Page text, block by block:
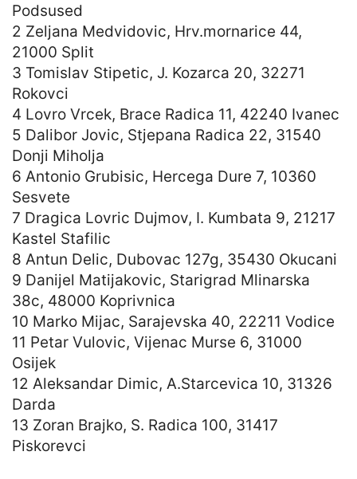
Podsused
2 Zeljana Medvidovic, Hrv.mornarice 44,
21000 Split
3 Tomislav Stipetic, J. Kozarca 20, 32271
Rokovci
4 Lovro Vrcek, Brace Radica 11, 42240 Ivanec
5 Dalibor Jovic, Stjepana Radica 22, 31540
Donji Miholja
6 Antonio Grubisic, Hercega Dure 7, 10360
Sesvete
7 Dragica Lovric Dujmov, I. Kumbata 9, 21217
Kastel Stafilic
8 Antun Delic, Dubovac 127g, 35430 Okucani
9 Danijel Matijakovic, Starigrad Mlinarska
38c, 48000 Koprivnica
10 Marko Mijac, Sarajevska 40, 22211 Vodice
11 Petar Vulovic, Vijenac Murse 6, 31000
Osijek
12 Aleksandar Dimic, A.Starcevica 10, 31326
Darda
13 Zoran Brajko, S. Radica 100, 31417
Piskorevci